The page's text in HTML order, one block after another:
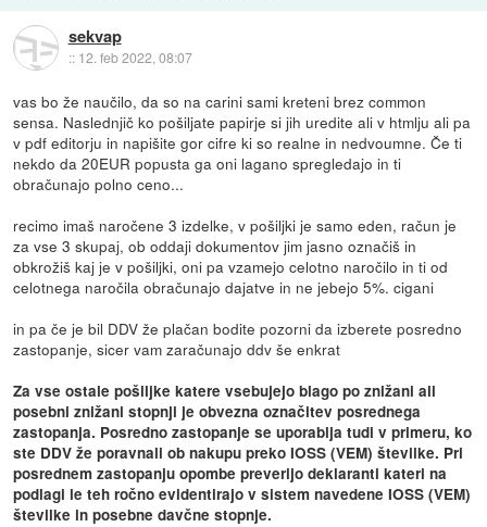
sekvap
:: 12. feb 2022, 08:07
vas bo že naučilo, da so na carini sami kreteni brez common
sensa. Naslednjič ko pošiljate papirje si jih uredite ali v htmlju ali pa
v pdf editorju in napišite gor cifre ki so realne in nedvoumne. Če ti
nekdo da 20EUR popusta ga oni lagano spregledajo in ti
obračunajo polno ceno...
recimo imaš naročene 3 izdelke, v pošiljki je samo eden, račun je
za vse 3 skupaj, ob oddaji dokumentov jim jasno označiš in
obkrožiš kaj je v pošiljki, oni pa vzamejo celotno naročilo in ti od
celotnega naročila obračunajo dajatve in ne jebejo 5%. cigani
in pa če je bil DDV že plačan bodite pozorni da izberete posredno
zastopanje, sicer vam zaračunajo ddv še enkrat
Za vse ostale pošiljke katere vsebujejo blago po znižani ali
posebni znižani stopnji je obvezna označitev posrednega
zastopanja. Posredno zastopanje se uporablja tudi v primeru, ko
ste DDV že poravnali ob nakupu preko IOSS (VEM) številke. Pri
posrednem zastopanju opombe preverijo deklaranti kateri na
podlagi le teh ročno evidentirajo v sistem navedene IOSS (VEM)
številke in posebne davčne stopnje.